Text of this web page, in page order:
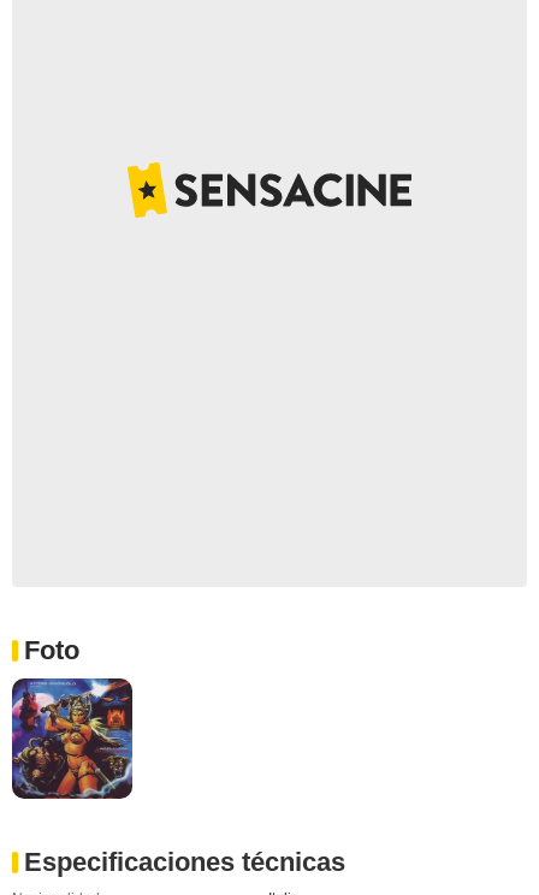
Foto
Especificaciones técnicas